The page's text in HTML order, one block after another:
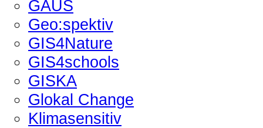
GAUS
Geo:spektiv
GIS4Nature
GIS4schools
GISKA
Glokal Change
Klimasensitiv